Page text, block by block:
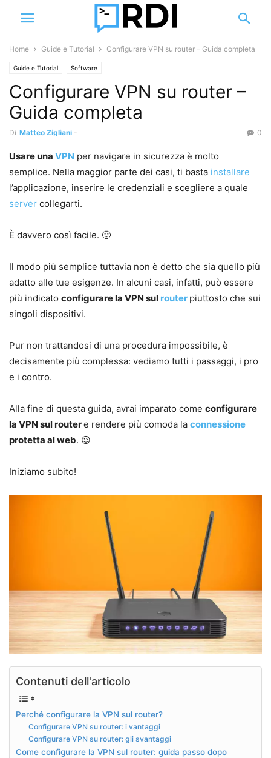
Home Guide e Tutorial Configurare VPN su router – Guida completa
Guide e Tutorial Software
Configurare VPN su router –
Guida completa
Di Matteo Zigliani - 0
Usare una VPN per navigare in sicurezza è molto
semplice. Nella maggior parte dei casi, ti basta installare
l’applicazione, inserire le credenziali e scegliere a quale
server collegarti.
È davvero così facile. 🙂
Il modo più semplice tuttavia non è detto che sia quello più
adatto alle tue esigenze. In alcuni casi, infatti, può essere
più indicato configurare la VPN sul router piuttosto che sui
singoli dispositivi.
Pur non trattandosi di una procedura impossibile, è
decisamente più complessa: vediamo tutti i passaggi, i pro
e i contro.
Alla fine di questa guida, avrai imparato come configurare
la VPN sul routere rendere più comoda la connessione
protetta al web. 😉
Iniziamo subito!
Contenuti dell'articolo
Perché configurare la VPN sul router?
Configurare VPN su router: i vantaggi
Configurare VPN su router: gli svantaggi
Come configurare la VPN sul router: guida passo dopo